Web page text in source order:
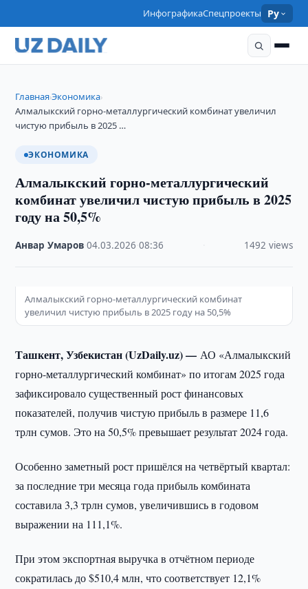
ИнфографикаСпецпроекты Ру
Главная›Экономика›
Алмалыкский горно-металлургический комбинат увеличил
чистую прибыль в 2025 …
ЭКОНОМИКА
Алмалыкский горно-металлургический
комбинат увеличил чистую прибыль в 2025
году на 50,5%
Анвар Умаров ·04.03.2026 ·08:36 1492 views
Алмалыкский горно-металлургический комбинат
увеличил чистую прибыль в 2025 году на 50,5%
Ташкент, Узбекистан (UzDaily.uz) —АО «Алмалыкский
горно-металлургический комбинат» по итогам 2025 года
зафиксировало существенный рост финансовых
показателей, получив чистую прибыль в размере 11,6
трлн сумов. Это на 50,5% превышает результат 2024 года.
Особенно заметный рост пришёлся на четвёртый квартал:
за последние три месяца года прибыль комбината
составила 3,3 трлн сумов, увеличившись в годовом
выражении на 111,1%.
При этом экспортная выручка в отчётном периоде
сократилась до $510,4 млн, что соответствует 12,1%